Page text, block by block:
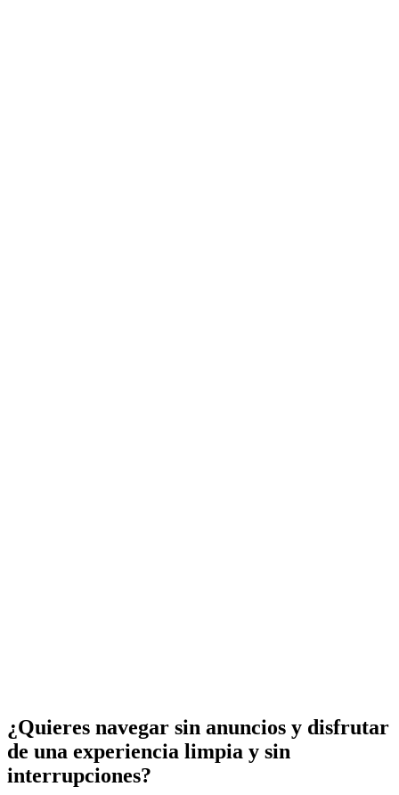
¿Quieres navegar sin anuncios y disfrutar
de una experiencia limpia y sin
interrupciones?